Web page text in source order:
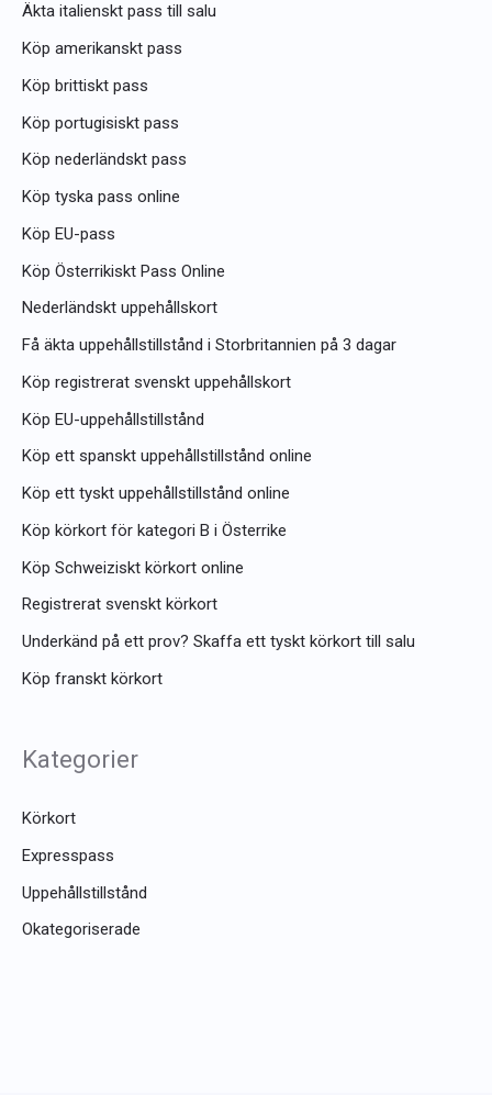
Äkta italienskt pass till salu
Köp amerikanskt pass
Köp brittiskt pass
Köp portugisiskt pass
Köp nederländskt pass
Köp tyska pass online
Köp EU-pass
Köp Österrikiskt Pass Online
Nederländskt uppehållskort
Få äkta uppehållstillstånd i Storbritannien på 3 dagar
Köp registrerat svenskt uppehållskort
Köp EU-uppehållstillstånd
Köp ett spanskt uppehållstillstånd online
Köp ett tyskt uppehållstillstånd online
Köp körkort för kategori B i Österrike
Köp Schweiziskt körkort online
Registrerat svenskt körkort
Underkänd på ett prov? Skaffa ett tyskt körkort till salu
Köp franskt körkort
Kategorier
Körkort
Expresspass
Uppehållstillstånd
Okategoriserade